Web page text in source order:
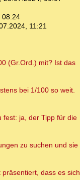
08:24
11:21
(Gr.Ord.) mit? Ist das
bei 1/100 so weit.
fest: ja, der Tipp für die
zu suchen und sie
dass es sich